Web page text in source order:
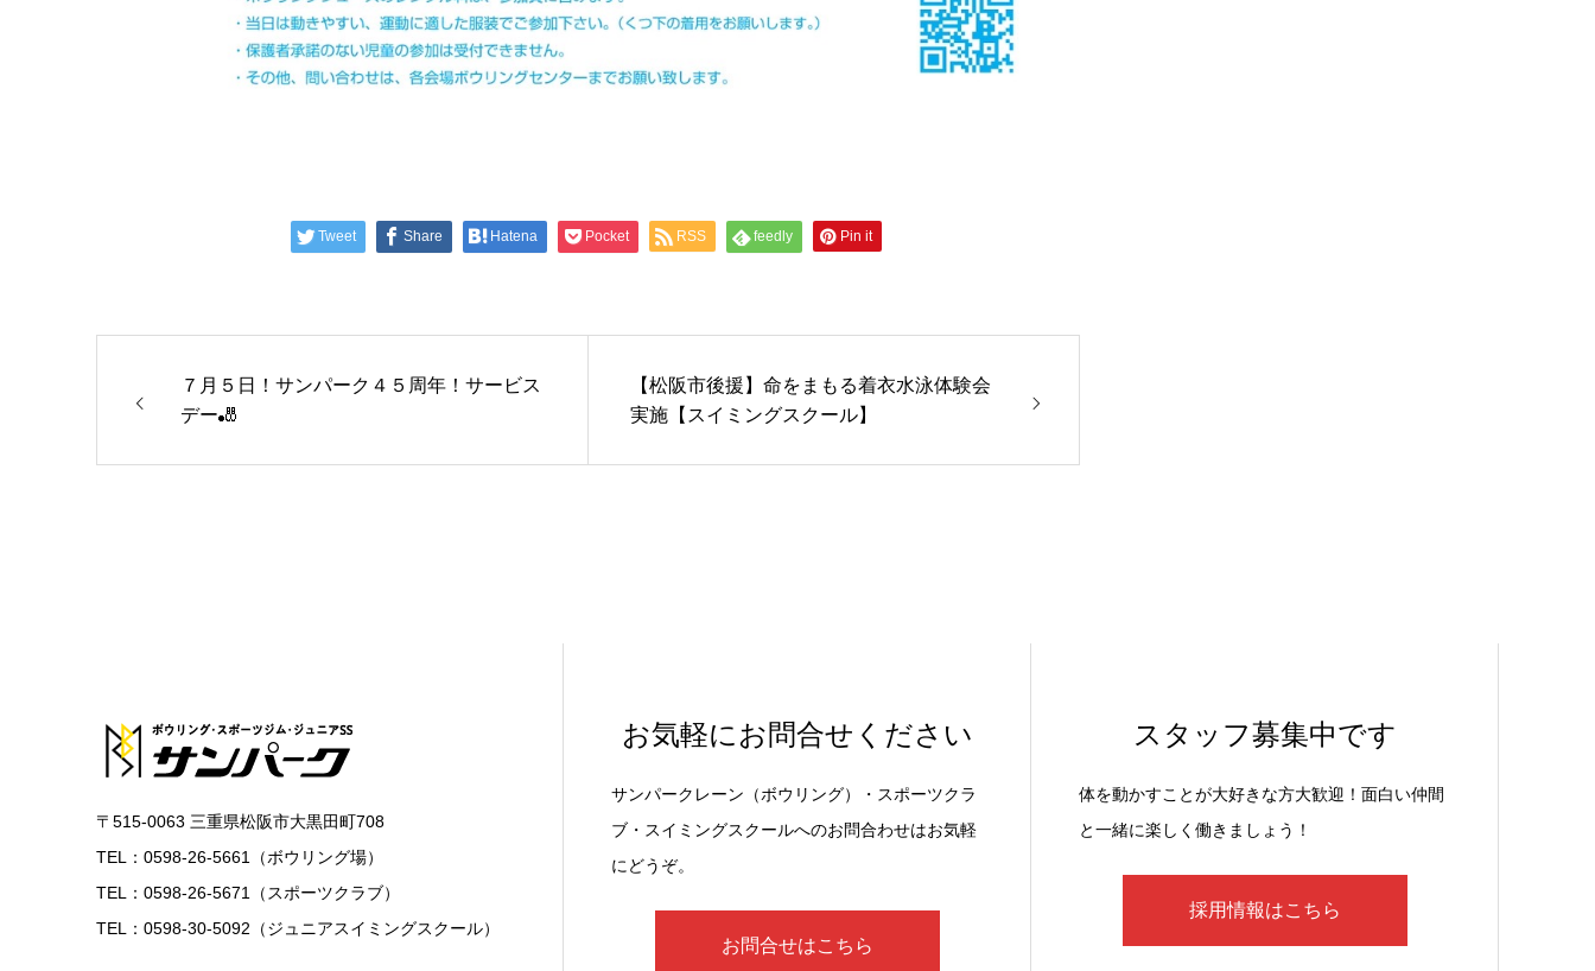
Tweet Share Hatena Pocket RSS feedly Pin it
７月５日！サンパーク４５周年！サービス
デー🎳
【松阪市後援】命をまもる着衣水泳体験会
実施【スイミングスクール】
〒515-0063 三重県松阪市大黒田町708
TEL：0598-26-5661（ボウリング場）
TEL：0598-26-5671（スポーツクラブ）
TEL：0598-30-5092（ジュニアスイミングスクール）
お気軽にお問合せください
サンパークレーン（ボウリング）・スポーツクラ
ブ・スイミングスクールへのお問合わせはお気軽
にどうぞ。
お問合せはこちら
スタッフ募集中です
体を動かすことが大好きな方大歓迎！面白い仲間
と一緒に楽しく働きましょう！
採用情報はこちら